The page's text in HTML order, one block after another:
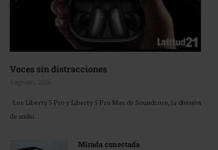
Voces sin distracciones
5 agosto, 2026
Los Liberty 5 Pro y Liberty 5 Pro Max de Soundcore, la división
de audio …
Mirada conectada